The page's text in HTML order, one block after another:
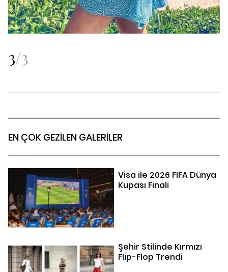
3/3
EN ÇOK GEZİLEN GALERİLER
Visa ile 2026 FIFA Dünya
Kupası Finali
Şehir Stilinde Kırmızı
Flip-Flop Trendi